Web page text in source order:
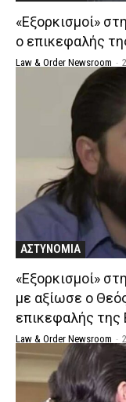
«Εξορκισμοί»
ο επικεφαλής
Law & Order Newsroom -
ΑΣΤΥΝΟΜΙΑ
«Εξορκισμοί»
με αξίωσε ο
επικεφαλής
Law & Order Newsroom -